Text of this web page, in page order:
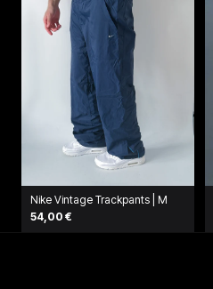
Nike Vintage Trackpants | M
54,00 €